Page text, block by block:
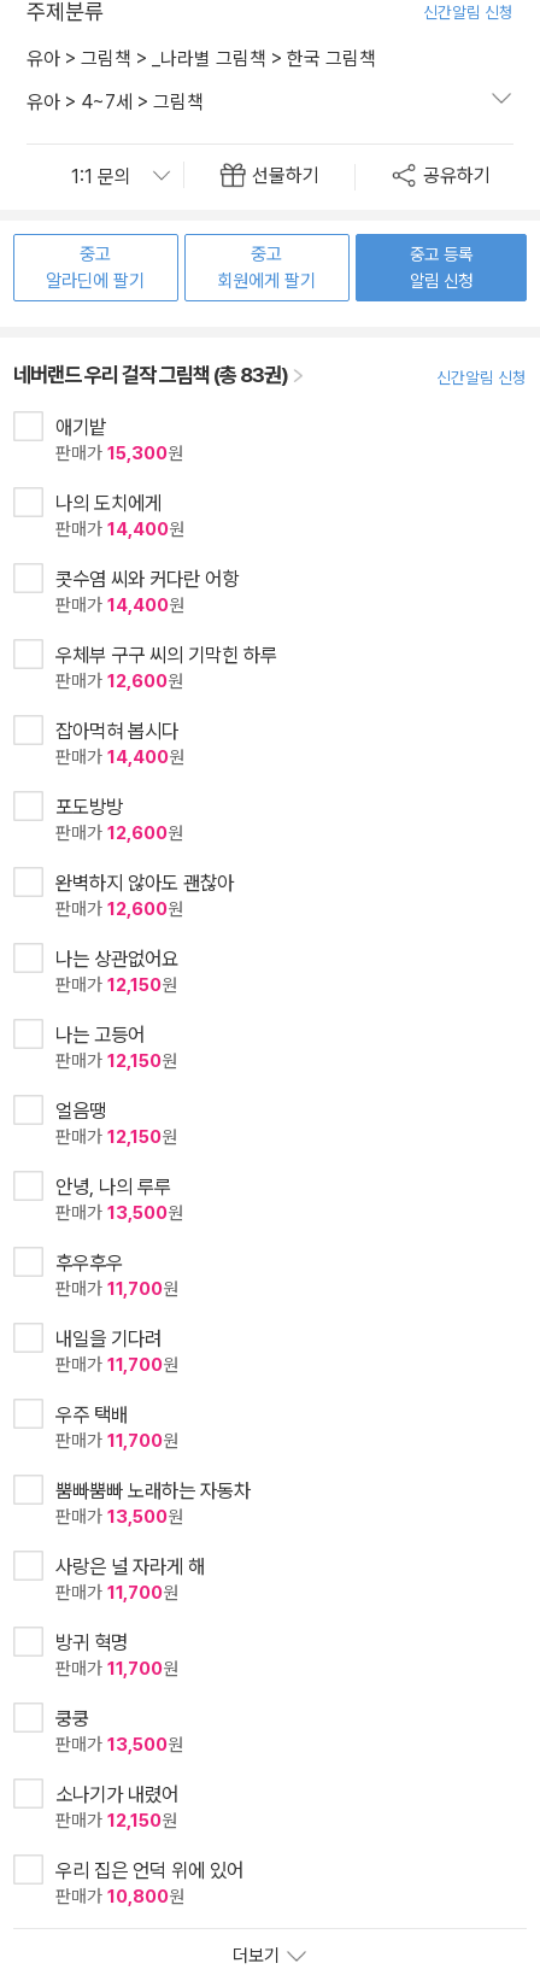
주제분류 신간알림 신청
유아 > 그림책 > _나라별 그림책 > 한국 그림책
유아 > 4~7세 > 그림책
선물하기 공유하기
중고
알라딘에 팔기
중고
회원에게 팔기
중고 등록
알림 신청
네버랜드 우리 걸작 그림책 (총 83권) 신간알림 신청
애기밭
판매가 15,300원
나의 도치에게
판매가 14,400원
콧수염 씨와 커다란 어항
판매가 14,400원
우체부 구구 씨의 기막힌 하루
판매가 12,600원
잡아먹혀 봅시다
판매가 14,400원
포도방방
판매가 12,600원
완벽하지 않아도 괜찮아
판매가 12,600원
나는 상관없어요
판매가 12,150원
나는 고등어
판매가 12,150원
얼음땡
판매가 12,150원
안녕, 나의 루루
판매가 13,500원
후우후우
판매가 11,700원
내일을 기다려
판매가 11,700원
우주 택배
판매가 11,700원
뿜빠뿜빠 노래하는 자동차
판매가 13,500원
사랑은 널 자라게 해
판매가 11,700원
방귀 혁명
판매가 11,700원
쿵쿵
판매가 13,500원
소나기가 내렸어
판매가 12,150원
우리 집은 언덕 위에 있어
판매가 10,800원
더보기